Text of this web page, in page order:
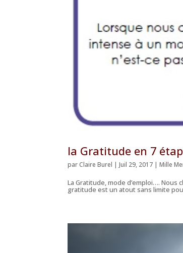
la Gratitude en 7
parClaire Burel |Juil 29, 2017 |Mille
La Gratitude, mode d’emploi…. Nous
gratitude est un atout sans limite